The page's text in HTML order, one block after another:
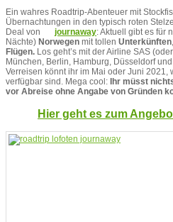
Ein wahres Roadtrip-Abenteuer mit
Übernachtungen in den typisch roten
Deal von
journaway: Aktuell gibt es für
Nächte) Norwegen mit tollen Unterkünften,
Flügen. Los geht’s mit der Airline SAS
München, Berlin, Hamburg, Düsseldorf
Verreisen könnt ihr im Mai oder Juni
verfügbar sind. Mega cool: Ihr müsst
vor Abreise ohne Angabe von Gründen
Hier geht es zum